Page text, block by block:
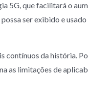
5G, que facilitará o
ser exibido e
contínuos da história.
as limitações de